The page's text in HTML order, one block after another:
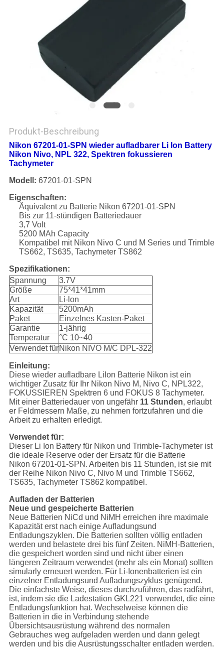
Produkt-Beschreibung
Nikon 67201-01-SPN wieder aufladbarer Li Ion Battery
Nikon Nivo, NPL 322, Spektren fokussieren
Tachymeter
Modell: 67201-01-SPN
Eigenschaften:
Äquivalent zu Batterie Nikon 67201-01-SPN
Bis zur 11-stündigen Batteriedauer
3,7 Volt
5200 MAh Capacity
Kompatibel mit Nikon Nivo C und M Series und Trimble
TS662, TS635, Tachymeter TS862
Spezifikationen:
Spannung
3.7V
Größe
75*41*41mm
Art
Li-lon
Kapazität
5200mAh
Paket
Einzelnes Kasten-Paket
Garantie
1-jährig
Temperatur
°C 10~40
Verwendet fürNikon NIVO M/C DPL-322
Einleitung:
Diese wieder aufladbare LiIon Batterie Nikon ist ein
wichtiger Zusatz für Ihr Nikon Nivo M, Nivo C, NPL322,
FOKUSSIEREN Spektren 6 und FOKUS 8 Tachymeter.
Mit einer Batteriedauer von ungefähr 11 Stunden, erlaubt
er Feldmessern Maße, zu nehmen fortzufahren und die
Arbeit zu erhalten erledigt.
Verwendet für:
Dieser Li Ion Battery für Nikon und Trimble-Tachymeter ist
die ideale Reserve oder der Ersatz für die Batterie
Nikon 67201-01-SPN. Arbeiten bis 11 Stunden, ist sie mit
der Reihe Nikon Nivo C, Nivo M und Trimble TS662,
TS635, Tachymeter TS862 kompatibel.
Aufladen der Batterien
Neue und gespeicherte Batterien
Neue Batterien NiCd und NiMH erreichen ihre maximale
Kapazität erst nach einige Aufladungsund
Entladungszyklen. Die Batterien sollten völlig entladen
werden und belastete drei bis fünf Zeiten. NiMH-Batterien,
die gespeichert worden sind und nicht über einen
längeren Zeitraum verwendet (mehr als ein Monat) sollten
simularly erneuert werden. Für Li-Ionenbatterien ist ein
einzelner Entladungsund Aufladungszyklus genügend.
Die einfachste Weise, dieses durchzuführen, das radfährt,
ist, indem sie die Ladestation GKL221 verwendet, die eine
Entladungsfunktion hat. Wechselweise können die
Batterien in die in Verbindung stehende
Übersichtsausrüstung während des normalen
Gebrauches weg aufgeladen werden und dann gelegt
werden und bis die Ausrüstungsschalter entladen werden.